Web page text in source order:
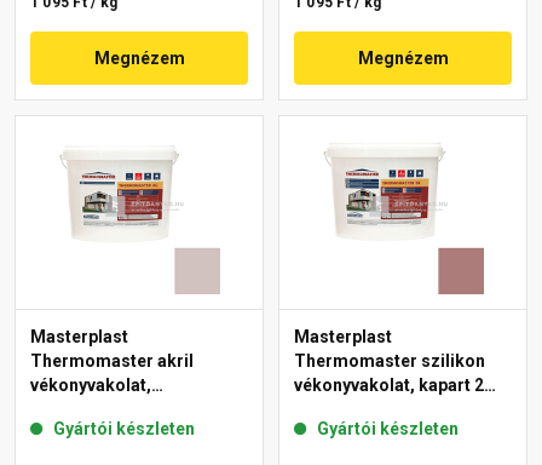
Megnézem Megnézem
Masterplast
Thermomaster akril
vékonyvakolat,
18-E 25 kg
Gyártói készleten
Masterplast
Thermomaster szilikon
vékonyvakolat, kapart 2
Gyártói készleten